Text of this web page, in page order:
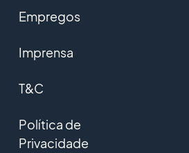
Empregos
Imprensa
T&C
Política de
Privacidade